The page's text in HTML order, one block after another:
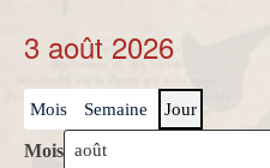
Conférences
Docs & vidéos
Contact
3 août 2026
Mois Semaine Jour
Mois